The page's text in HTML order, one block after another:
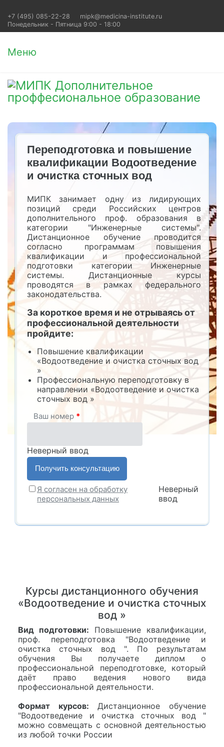
+7 (495) 085-22-28
mipk@medicina-institute.ru
Понедельник - Пятница 9:00 - 18:00
Меню
Переподготовка и повышение
квалификации Водоотведение
и очистка сточных вод
МИПК занимает одну из лидирующих
позиций среди Российских центров
дополнительного проф. образования в
категории "Инженерные системы".
Дистанционное обучение проводится
согласно программам повышения
квалификации и профессиональной
подготовки категории Инженерные
системы. Дистанционные курсы
проводятся в рамках федерального
законодательства.
За короткое время и не отрываясь от
профессиональной деятельности
пройдите:
Повышение квалификации
«Водоотведение и очистка сточных вод
»
Профессиональную переподготовку в
направлении «Водоотведение и очистка
сточных вод »
Ваш номер *
Неверный ввод
Я согласен на обработку
персональных данных
Неверный
ввод
Курсы дистанционного обучения
«Водоотведение и очистка сточных
вод »
Вид подготовки: Повышение квалификации,
проф. переподготовка "Водоотведение и
очистка сточных вод ". По результатам
обучения Вы получаете диплом о
профессиональной переподготовке, который
даёт право ведения нового вида
профессиональной деятельности.
Формат курсов: Дистанционное обучение
"Водоотведение и очистка сточных вод "
можно совмещать с основной деятельностью
из любой точки России